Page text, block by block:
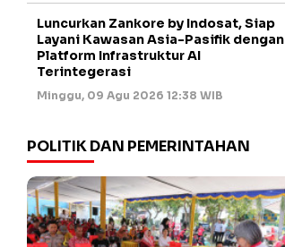
Luncurkan Zankore by Indosat, Siap
Layani Kawasan Asia-Pasifik dengan
Platform Infrastruktur AI
Terintegerasi
Minggu, 09 Agu 2026 12:38 WIB
POLITIK DAN PEMERINTAHAN